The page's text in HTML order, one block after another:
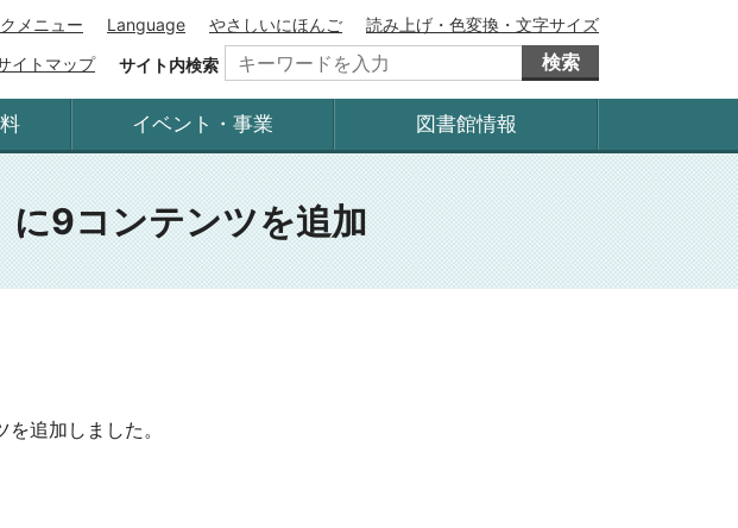
メニュー Language やさしいにほんご
読み上げ・色変換・文字サイズ
イトマップ
サイト内検索 検索
イベント・事業 図書館情報
に9コンテンツを追加
追加しました。